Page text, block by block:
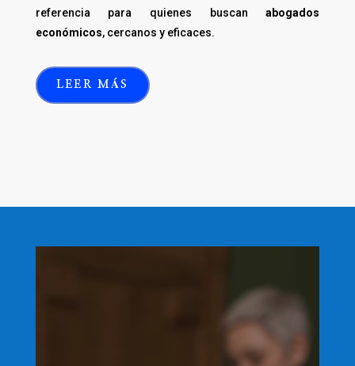
referencia para quienes buscanabogados
económicos, cercanos y eficaces.
LEER MÁS